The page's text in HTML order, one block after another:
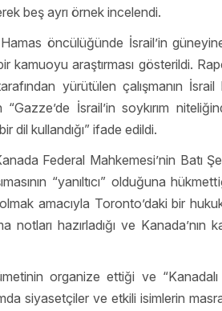
beş ayrı örnek incelendi.
öncülüğünde İsrail’in güneyine
kamuoyu araştırması gösterildi.
yürütülen çalışmanın
İsrail’in soykırım
dil kullandığı” ifade edildi.
Federal Mahkemesi’nin Batı
“yanıltıcı” olduğuna
amacıyla Toronto’daki bir
notları hazırladığı ve Kanada’nın
organize ettiği ve
siyasetçiler ve etkili isimlerin